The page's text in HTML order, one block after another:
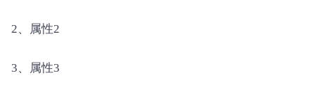
2、属性2
3、属性3